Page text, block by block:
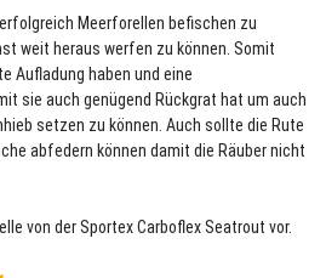
Meerforellen befischen zu
weit heraus werfen zu können. Somit
Aufladung haben und eine
sie auch genügend Rückgrat hat um auch
setzen zu können. Auch sollte die Rute
abfedern können damit die Räuber nicht
von der Sportex Carboflex Seatrout vor.